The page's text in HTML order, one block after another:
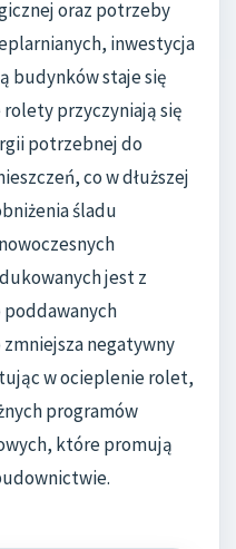
oraz potrzeby
inwestycja
budynków staje się
przyczyniają się
potrzebnej do
co w dłuższej
śladu
jest z
negatywny
w ocieplenie rolet,
programów
które promują